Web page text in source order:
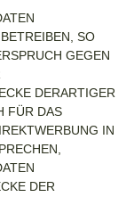
SO
GEGEN
DERARTIGER
FÜR DAS
IN
DER